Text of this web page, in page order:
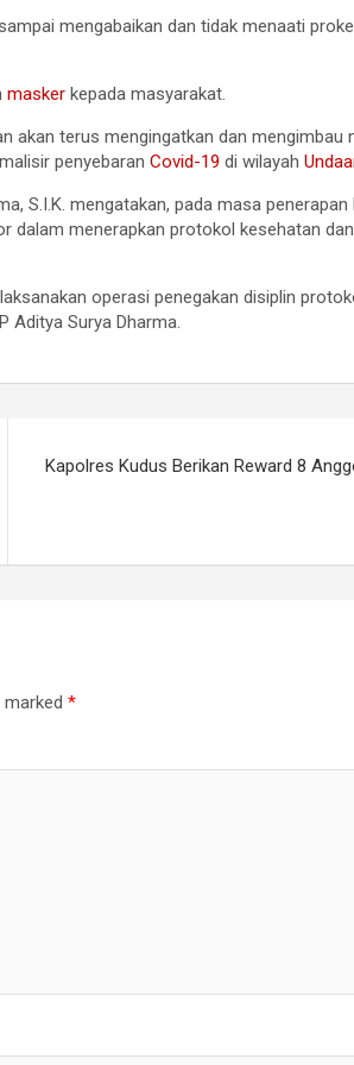
mengabaikan dan tidak menaati
masker kepada masyarakat.
akan terus mengingatkan dan mengimbau
penyebaran Covid-19 di wilayah
S.I.K. mengatakan, pada masa penerapan
dalam menerapkan protokol kesehatan
operasi penegakan disiplin
Aditya Surya Dharma.
Kapolres Kudus Berikan Reward 8
*